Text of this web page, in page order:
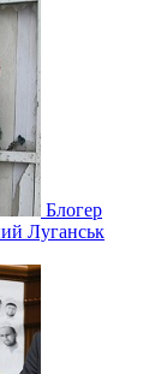
Блогер
Луганськ